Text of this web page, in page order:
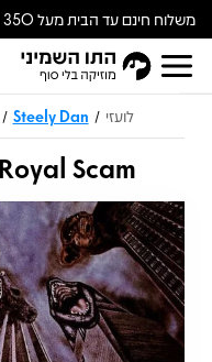
משלוח חינם עד הבית מעל 350
ש״ח
לועזי /
Steely Dan
/
Scam